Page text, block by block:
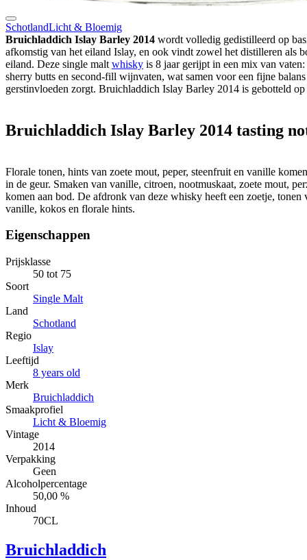
SchotlandLicht & Bloemig
Bruichladdich Islay Barley 2014 wordt volledig gedistilleerd op
afkomstig van het eiland Islay, en ook vindt zowel het distilleren als
eiland. Deze single malt whisky is 8 jaar gerijpt in een mix van
sherry butts en second-fill wijnvaten, wat samen voor een fijne
gerstinvloeden zorgt. Bruichladdich Islay Barley 2014 is gebotteld op
Bruichladdich Islay Barley 2014 tasting
Florale tonen, hints van zoete mout, peper, steenfruit en vanille
in de geur. Smaken van vanille, citroen, nootmuskaat, zoete mout,
komen aan bod. De afdronk van deze whisky heeft een zoetje, tonen
vanille, kokos en florale hints.
Eigenschappen
Prijsklasse
50 tot 75
Soort
Single Malt
Land
Schotland
Regio
Islay
Leeftijd
8 years old
Merk
Bruichladdich
Smaakprofiel
Licht & Bloemig
Vintage
2014
Verpakking
Geen
Alcoholpercentage
50,00 %
Inhoud
70CL
Bruichladdich